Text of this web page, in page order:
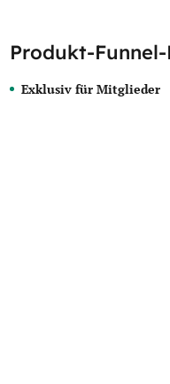
Produkt-
Exklusiv für Mitglieder